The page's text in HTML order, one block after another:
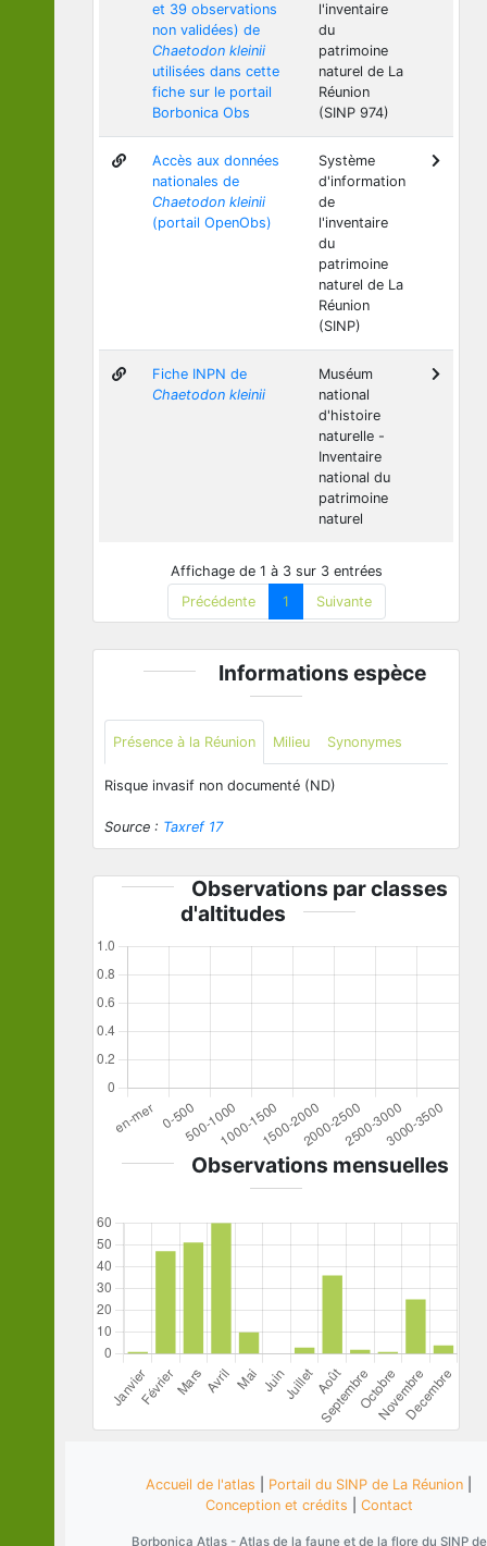
et 39 observations
non validées) de
Chaetodon kleinii
utilisées dans cette
fiche sur le portail
Borbonica Obs
l'inventaire
du
patrimoine
naturel de La
Réunion
(SINP 974)
Accès aux données
nationales de
Chaetodon kleinii
(portail OpenObs)
Système
d'information
de
l'inventaire
du
patrimoine
naturel de La
Réunion
(SINP)
Fiche INPN de
Chaetodon kleinii
Muséum
national
d'histoire
naturelle -
Inventaire
national du
patrimoine
naturel
Affichage de 1 à 3 sur 3 entrées
Précédente
1 Suivante
Informations espèce
Présence à la Réunion Milieu Synonymes
Risque invasif non documenté (ND)
Source : Taxref 17
Observations par classes
d'altitudes
Observations mensuelles
Accueil de l'atlas Portail du SINP de La Réunion
Conception et crédits
Contact
Borbonica Atlas - Atlas de la faune et de la flore du SINP de